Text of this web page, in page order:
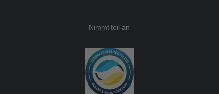
Nimmt teil an